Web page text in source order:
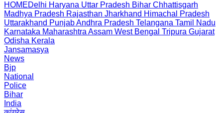
HOMEDelhi Haryana Uttar Pradesh Bihar Chhattisgarh
Madhya Pradesh Rajasthan Jharkhand Himachal Pradesh
Uttarakhand PunjabAndhra Pradesh Telangana Tamil Nadu
Karnataka Maharashtra Assam West Bengal Tripura Gujarat
Odisha Kerala
Jansamasya
News
Bjp
National
Police
Bihar
India